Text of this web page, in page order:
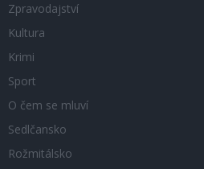
Zpravodajství
Kultura
Krimi
Sport
O čem se mluví
Sedlčansko
Rožmitálsko